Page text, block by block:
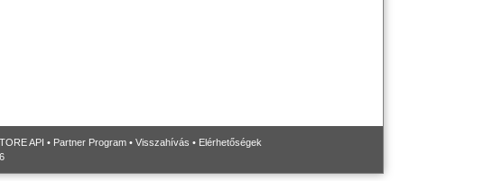
API • Partner Program • Visszahívás • Elérhetőségek